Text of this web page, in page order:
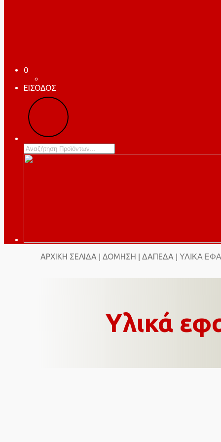
0
ΕΙΣΟΔΟΣ
Products
search
ΑΡΧΙΚΉ ΣΕΛΊΔΑ ΔΌΜΗΣΗ ΔΆΠΕΔΑ | ΥΛΙΚΆ
Υλικά